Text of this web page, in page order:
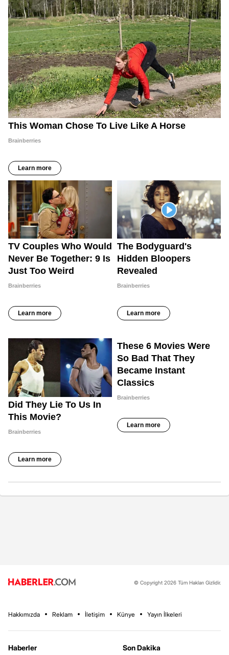
© Copyright 2026 Tüm Hakları Gizlidir.
Hakkımızda Reklam İletişim Künye Yayın İlkeleri
Haberler
Son Dakika